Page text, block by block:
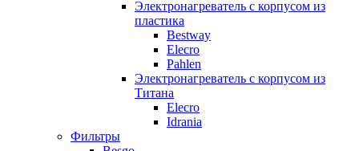
Электронагреватель с корпусом из
пластика
Bestway
Elecro
Pahlen
Электронагреватель с корпусом из
Титана
Elecro
Idrania
Фильтры